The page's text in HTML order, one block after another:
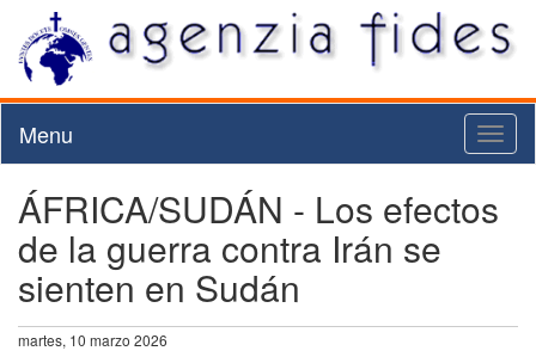
Menu
ÁFRICA/SUDÁN - Los efectos
de la guerra contra Irán se
sienten en Sudán
martes, 10 marzo 2026